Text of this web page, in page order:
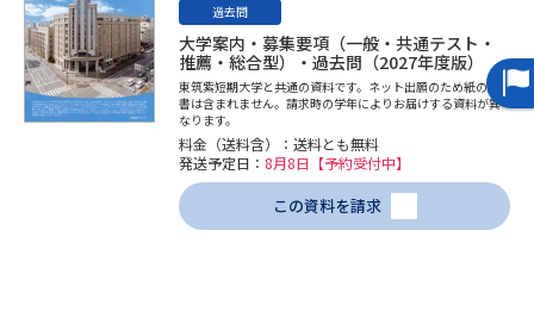
デジタルパンフレット
新学年スタート号特集ページ
（高3生用）
新学年スタート号特集ページ
（高2生用）
SELFBRAND特集ページ
オープンキャンパスなどを調べる
過去問
大学案内・募集要項（一般・共通テスト・
推薦・総合型）・過去問（2027年度版）
東筑紫短期大学と共通の資料です。ネット出願のため紙の願
書は含まれません。請求時の学年によりお届けする資料が異
なります。
料金（送料含）：送料とも無料
発送予定日： 8月8日【予約受付中】
この資料を請求